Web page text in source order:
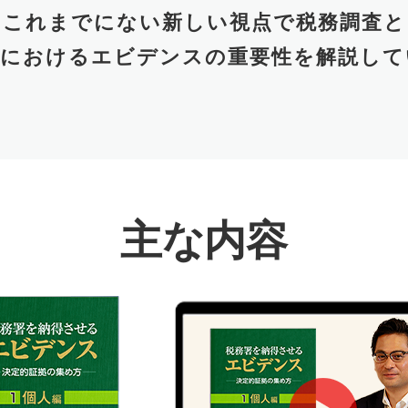
これまでにない新しい視点で税務調査と
おける エビデンスの重要性を解説し
主な内容